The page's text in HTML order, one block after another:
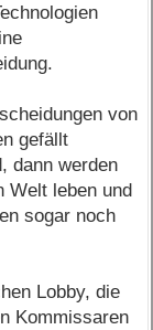
von
gefällt
dann werden
leben und
sogar noch
Lobby, die
Kommissaren